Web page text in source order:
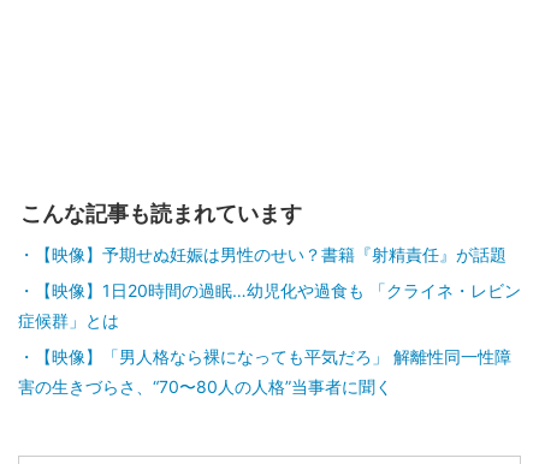
こんな記事も読まれています
【映像】予期せぬ妊娠は男性のせい？書籍『射精責任』が話題
【映像】1日20時間の過眠…幼児化や過食も 「クライネ・レビン
症候群」とは
【映像】「男人格なら裸になっても平気だろ」 解離性同一性障
害の生きづらさ、“70〜80人の人格”当事者に聞く